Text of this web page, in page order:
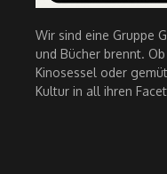
Wir sind eine Gruppe
und Bücher brennt.
Kinosessel oder
Kultur in all ihren